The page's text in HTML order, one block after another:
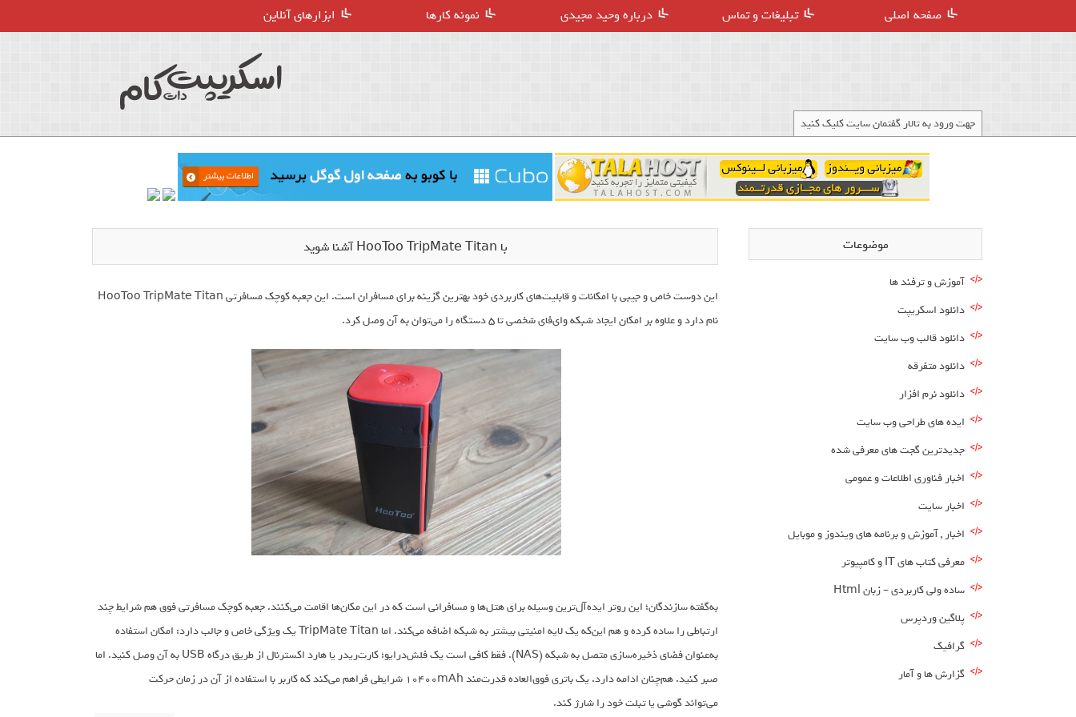
صفحه اصلی تبلیغات و تماس درباره وحید مجیدی نمونه کارها ابزارهای آنلاین
جهت ورود به تالار گفتمان سایت کلیک کنید
با HooToo TripMate Titan آشنا شوید
این دوست خاص و جیبی با امکانات و قابلیت‌های کاربردی خود بهترین گزینه برای مسافران است. این جعبه کوچک مسافرتی HooToo TripMate Titan
نام دارد و علاوه بر امکان ایجاد شبکه وای‌فای شخصی تا ۵ دستگاه را می‌توان به آن وصل کرد.
به‌گفته سازندگان؛ این روتر ایده‌آل‌ترین وسیله برای هتل‌ها و مسافرانی است که در این مکان‌ها اقامت می‌کنند. جعبه کوچک مسافرتی فوق هم شرایط چند
ارتباطی را ساده کرده و هم این‌که یک لایه امنیتی بیشتر به شبکه اضافه می‌کند. اما TripMate Titan یک ویژگی خاص و جالب دارد: امکان استفاده
به‌عنوان فضای ذخیره‌سازی متصل به شبکه (NAS). فقط کافی است یک فلش‌درایو؛ کارت‌ریدر یا هارد اکسترنال از طریق درگاه USB به آن وصل کنید. اما
صبر کنید. هم‌چنان ادامه دارد. یک باتری فوق‌العاده قدرت‌مند 10400mAh شرایطی فراهم می‌کند که کاربر با استفاده از آن در زمان حرکت
می‌تواند گوشی یا تبلت خود را شارژ کند.
موضوعات
آموزش و ترفند ها
دانلود اسکریپت
دانلود قالب وب سایت
دانلود متفرقه
دانلود نرم افزار
ایده های طراحی وب سایت
جدیدترین گجت های معرفی شده
اخبار فناوری اطلاعات و عمومی
اخبار سایت
اخبار , آموزش و برنامه های ویندوز و موبایل
معرفی کتاب های IT و کامپیوتر
ساده ولی کاربردی – زبان Html
پلاگین وردپرس
گرافیک
گزارش ها و آمار